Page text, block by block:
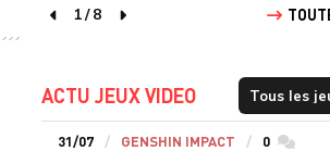
page précédente
1/8
page suivante
ACTU JEUX VIDEO
31/07 GENSHIN IMPACT 0